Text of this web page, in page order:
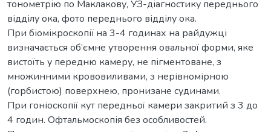
тонометрію по Маклакову, УЗ-діагностику переднього
відділу ока, фото переднього відділу ока.
При біомікроскопії на 3-4 годинах на райдужці
визначається об’ємне утворення овальної форми, яке
вистоїть у передню камеру, не пігментоване, з
множинними крововиливами, з нерівномірною
(горбистою) поверхнею, пронизане судинами.
При гоніоскопії кут передньої камери закритий з 3 до
4 годин. Офтальмоскопія без особливостей.